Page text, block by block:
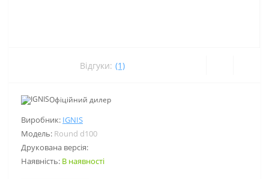
Відгуки: (1)
Виробник: IGNIS
Модель: Round d100
Друкована версія:
Наявність: В наявності
Офіційний дилер